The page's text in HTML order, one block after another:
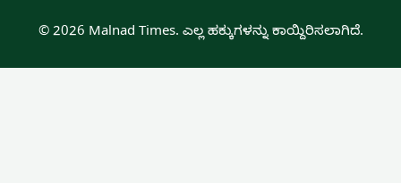
© 2026 Malnad Times. ಎಲ್ಲ ಹಕ್ಕುಗಳನ್ನು ಕಾಯ್ದಿರಿಸಲಾಗಿದೆ.